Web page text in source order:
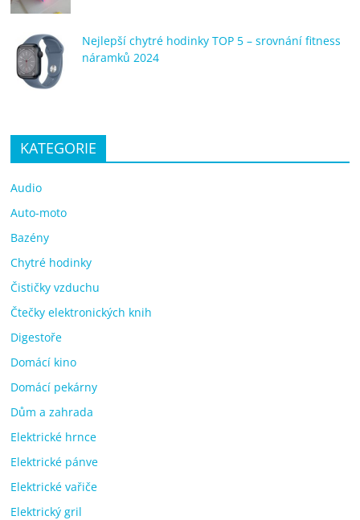
Nejlepší chytré hodinky TOP 5 – srovnání fitness
náramků 2024
KATEGORIE
Audio
Auto-moto
Bazény
Chytré hodinky
Čističky vzduchu
Čtečky elektronických knih
Digestoře
Domácí kino
Domácí pekárny
Dům a zahrada
Elektrické hrnce
Elektrické pánve
Elektrické vařiče
Elektrický gril